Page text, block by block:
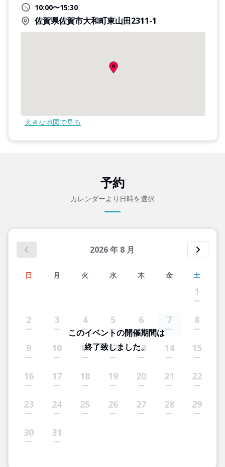
10:00〜15:30
佐賀県佐賀市大和町東山田2311-1
大きな地図で見る
予約
カレンダーより日時を選択
2026年 8 月
日 月 火 水 木 金 土
1
2 3 4 5 6 7 8
9 10 11 12 13 14 15
16 17 18 19 20 21 22
23 24 25 26 27 28 29
30 31
このイベントの開催期間は
終了致しました。